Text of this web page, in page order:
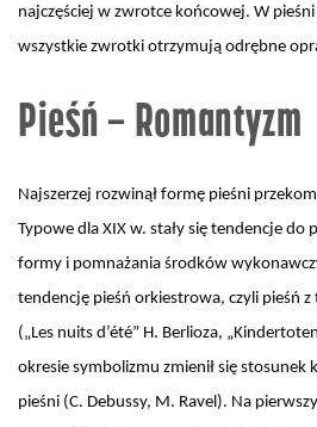
najczęściej w zwrotce końcowej. W
wszystkie zwrotki otrzymują odrębne
Pieśń – Romantyzm
Najszerzej rozwinął formę pieśni
Typowe dla XIX w. stały się tendencje do
formy i pomnażania środków
tendencję pieśń orkiestrowa, czyli pieśń
(„Les nuits d’été” H. Berlioza,
okresie symbolizmu zmienił się
pieśni (C. Debussy, M. Ravel). Na